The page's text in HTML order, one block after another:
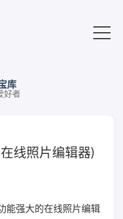
库
好者
线照片编辑器)
能强大的在线照片编辑